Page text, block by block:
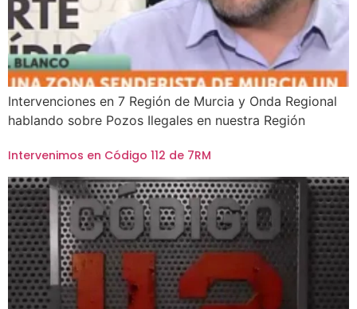
Intervenciones en 7 Región de Murcia y Onda Regional
hablando sobre Pozos Ilegales en nuestra Región
Intervenimos en Código 112 de 7RM